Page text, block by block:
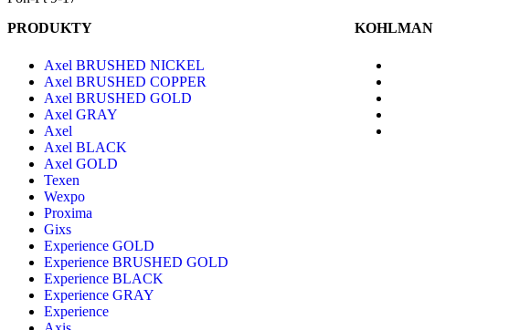
PRODUKTY
Axel BRUSHED NICKEL
Axel BRUSHED COPPER
Axel BRUSHED GOLD
Axel GRAY
Axel
Axel BLACK
Axel GOLD
Texen
Wexpo
Proxima
Gixs
Experience GOLD
Experience BRUSHED GOLD
Experience BLACK
Experience GRAY
Experience
KOHLMAN